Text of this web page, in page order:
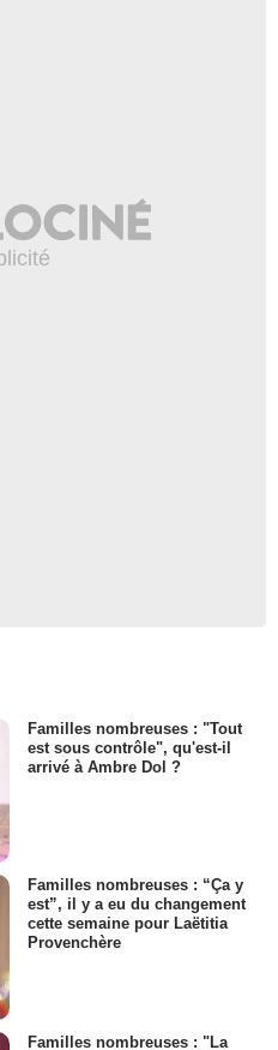
Familles nombreuses : "Tout
est sous contrôle", qu'est-il
arrivé à Ambre Dol ?
Familles nombreuses : “Ça y
est”, il y a eu du changement
cette semaine pour Laëtitia
Provenchère
Familles nombreuses : "La